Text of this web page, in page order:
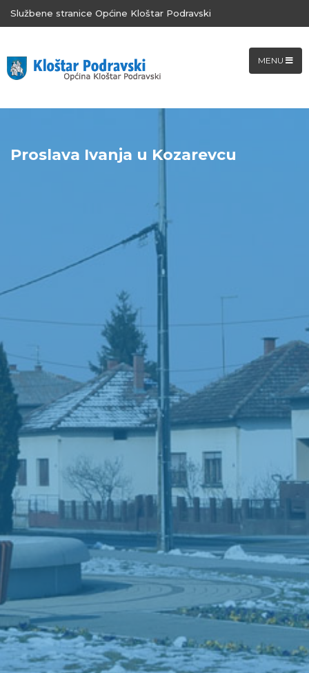
Službene stranice Općine Kloštar Podravski
MENU
Proslava Ivanja u Kozarevcu